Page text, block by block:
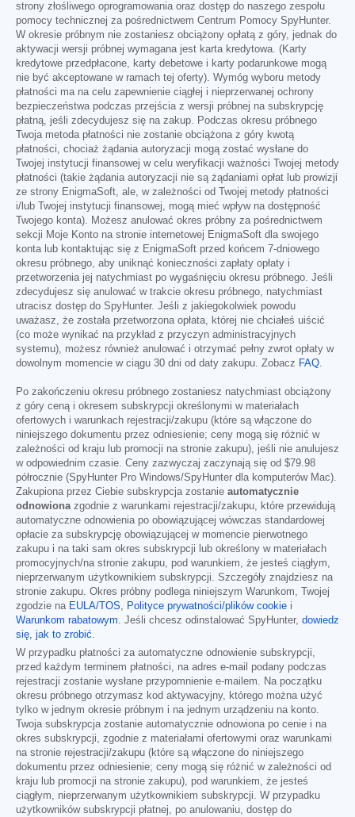
strony złośliwego oprogramowania oraz dostęp do naszego zespołu
pomocy technicznej za pośrednictwem Centrum Pomocy SpyHunter.
W okresie próbnym nie zostaniesz obciążony opłatą z góry, jednak do
aktywacji wersji próbnej wymagana jest karta kredytowa. (Karty
kredytowe przedpłacone, karty debetowe i karty podarunkowe mogą
nie być akceptowane w ramach tej oferty). Wymóg wyboru metody
płatności ma na celu zapewnienie ciągłej i nieprzerwanej ochrony
bezpieczeństwa podczas przejścia z wersji próbnej na subskrypcję
płatną, jeśli zdecydujesz się na zakup. Podczas okresu próbnego
Twoja metoda płatności nie zostanie obciążona z góry kwotą
płatności, chociaż żądania autoryzacji mogą zostać wysłane do
Twojej instytucji finansowej w celu weryfikacji ważności Twojej metody
płatności (takie żądania autoryzacji nie są żądaniami opłat lub prowizji
ze strony EnigmaSoft, ale, w zależności od Twojej metody płatności
i/lub Twojej instytucji finansowej, mogą mieć wpływ na dostępność
Twojego konta). Możesz anulować okres próbny za pośrednictwem
sekcji Moje Konto na stronie internetowej EnigmaSoft dla swojego
konta lub kontaktując się z EnigmaSoft przed końcem 7-dniowego
okresu próbnego, aby uniknąć konieczności zapłaty opłaty i
przetworzenia jej natychmiast po wygaśnięciu okresu próbnego. Jeśli
zdecydujesz się anulować w trakcie okresu próbnego, natychmiast
utracisz dostęp do SpyHunter. Jeśli z jakiegokolwiek powodu
uważasz, że została przetworzona opłata, której nie chciałeś uiścić
(co może wynikać na przykład z przyczyn administracyjnych
systemu), możesz również anulować i otrzymać pełny zwrot opłaty w
dowolnym momencie w ciągu 30 dni od daty zakupu. Zobacz FAQ.
Po zakończeniu okresu próbnego zostaniesz natychmiast obciążony
z góry ceną i okresem subskrypcji określonymi w materiałach
ofertowych i warunkach rejestracji/zakupu (które są włączone do
niniejszego dokumentu przez odniesienie; ceny mogą się różnić w
zależności od kraju lub promocji na stronie zakupu), jeśli nie anulujesz
w odpowiednim czasie. Ceny zazwyczaj zaczynają się od $79.98
półrocznie (SpyHunter Pro Windows/SpyHunter dla komputerów Mac).
Zakupiona przez Ciebie subskrypcja zostanie automatycznie
odnowionazgodnie z warunkami rejestracji/zakupu, które przewidują
automatyczne odnowienia po obowiązującej wówczas standardowej
opłacie za subskrypcję obowiązującej w momencie pierwotnego
zakupu i na taki sam okres subskrypcji lub określony w materiałach
promocyjnych/na stronie zakupu, pod warunkiem, że jesteś ciągłym,
nieprzerwanym użytkownikiem subskrypcji. Szczegóły znajdziesz na
stronie zakupu. Okres próbny podlega niniejszym Warunkom, Twojej
zgodzie na EULA/TOS, Polityce prywatności/plików cookie i
Warunkom rabatowym. Jeśli chcesz odinstalować SpyHunter, dowiedz
się, jak to zrobić.
W przypadku płatności za automatyczne odnowienie subskrypcji,
przed każdym terminem płatności, na adres e-mail podany podczas
rejestracji zostanie wysłane przypomnienie e-mailem. Na początku
okresu próbnego otrzymasz kod aktywacyjny, którego można użyć
tylko w jednym okresie próbnym i na jednym urządzeniu na konto.
Twoja subskrypcja zostanie automatycznie odnowiona po cenie i na
okres subskrypcji, zgodnie z materiałami ofertowymi oraz warunkami
na stronie rejestracji/zakupu (które są włączone do niniejszego
dokumentu przez odniesienie; ceny mogą się różnić w zależności od
kraju lub promocji na stronie zakupu), pod warunkiem, że jesteś
ciągłym, nieprzerwanym użytkownikiem subskrypcji. W przypadku
użytkowników subskrypcji płatnej, po anulowaniu, dostęp do